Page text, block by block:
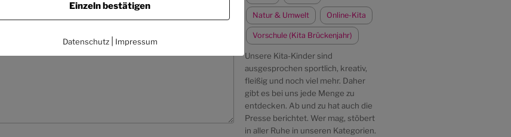
Natur & Umwelt Online-Kita
Vorschule (Kita Brückenjahr)
Unsere Kita-Kinder sind
ausgesprochen sportlich, kreativ,
fleißig und noch viel mehr. Daher
gibt es bei uns jede Menge zu
entdecken. Ab und zu hat auch die
Presse berichtet. Wer mag, stöbert
in aller Ruhe in unseren Kategorien.
Einzeln bestätigen
Datenschutz| Impressum